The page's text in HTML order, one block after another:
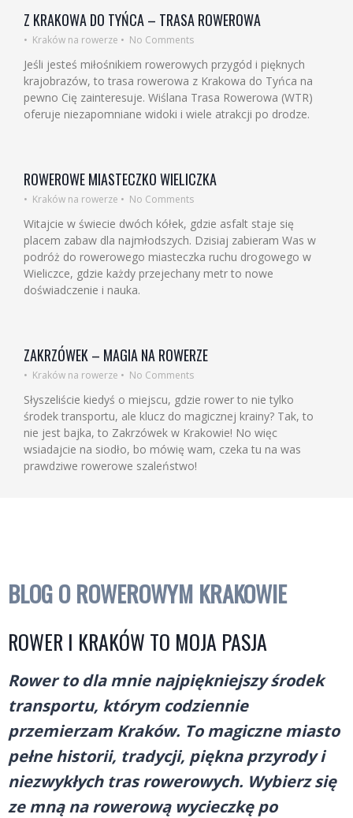
Z KRAKOWA DO TYŃCA – TRASA ROWEROWA
• Kraków na rowerze • No Comments
Jeśli jesteś miłośnikiem rowerowych przygód i pięknych
krajobrazów, to trasa rowerowa z Krakowa do Tyńca na
pewno Cię zainteresuje. Wiślana Trasa Rowerowa (WTR)
oferuje niezapomniane widoki i wiele atrakcji po drodze.
ROWEROWE MIASTECZKO WIELICZKA
• Kraków na rowerze • No Comments
Witajcie w świecie dwóch kółek, gdzie asfalt staje się
placem zabaw dla najmłodszych. Dzisiaj zabieram Was w
podróż do rowerowego miasteczka ruchu drogowego w
Wieliczce, gdzie każdy przejechany metr to nowe
doświadczenie i nauka.
ZAKRZÓWEK – MAGIA NA ROWERZE
• Kraków na rowerze • No Comments
Słyszeliście kiedyś o miejscu, gdzie rower to nie tylko
środek transportu, ale klucz do magicznej krainy? Tak, to
nie jest bajka, to Zakrzówek w Krakowie! No więc
wsiadajcie na siodło, bo mówię wam, czeka tu na was
prawdziwe rowerowe szaleństwo!
BLOG O ROWEROWYM KRAKOWIE
ROWER I KRAKÓW TO MOJA PASJA
Rower to dla mnie najpiękniejszy środek
transportu, którym codziennie
przemierzam Kraków. To magiczne miasto
pełne historii, tradycji, piękna przyrody i
niezwykłych tras rowerowych. Wybierz się
ze mną na rowerową wycieczkę po